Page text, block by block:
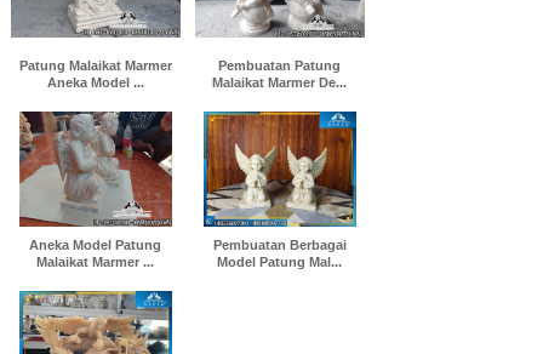
Patung Malaikat Marmer
Aneka Model ...
Pembuatan Patung
Malaikat Marmer De...
Aneka Model Patung
Malaikat Marmer ...
Pembuatan Berbagai
Model Patung Mal...